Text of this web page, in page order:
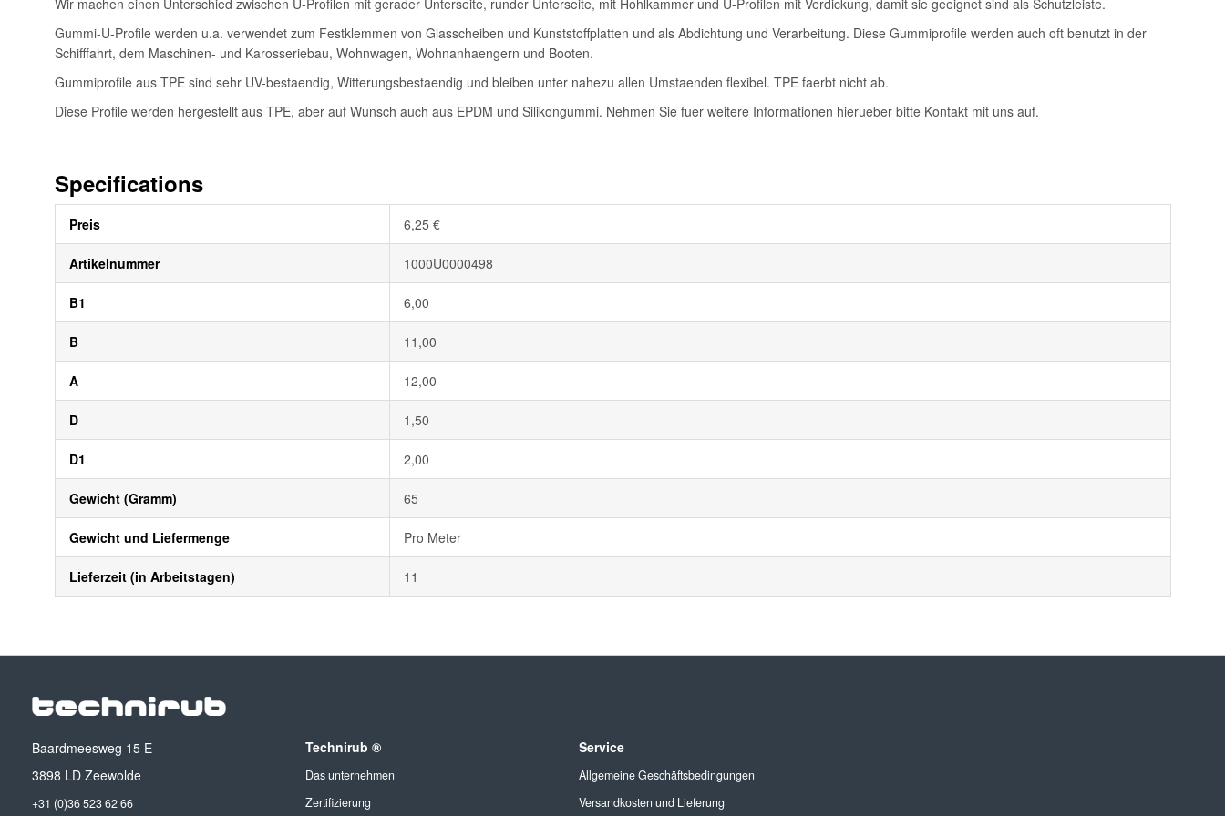
Wir machen einen Unterschied zwischen U-Profilen mit gerader Unterseite, runder Unterseite, mit Hohlkammer und U-Profilen mit Verdickung, damit sie geeignet sind als Schutzleiste.
Gummi-U-Profile werden u.a. verwendet zum Festklemmen von Glasscheiben und Kunststoffplatten und als Abdichtung und Verarbeitung. Diese Gummiprofile werden auch oft benutzt in der
Schifffahrt, dem Maschinen- und Karosseriebau, Wohnwagen, Wohnanhaengern und Booten.
Gummiprofile aus TPE sind sehr UV-bestaendig, Witterungsbestaendig und bleiben unter nahezu allen Umstaenden flexibel. TPE faerbt nicht ab.
Diese Profile werden hergestellt aus TPE, aber auf Wunsch auch aus EPDM und Silikongummi. Nehmen Sie fuer weitere Informationen hierueber bitte Kontakt mit uns auf.
Specifications
Informationen
Preis 6,25 €
Artikelnummer 1000U0000498
B1 6,00
B 11,00
A 12,00
D 1,50
D1 2,00
Gewicht (Gramm) 65
Gewicht und Liefermenge Pro Meter
Lieferzeit (in Arbeitstagen) 11
Baardmeesweg 15 E
3898 LD Zeewolde
+31 (0)36 523 62 66
Technirub ®
Das unternehmen
Zertifizierung
Service
Allgemeine Geschäftsbedingungen
Versandkosten und Lieferung